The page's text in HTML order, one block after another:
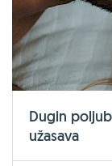
Dugin
užasava